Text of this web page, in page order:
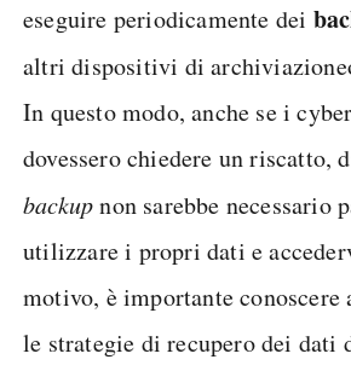
eseguire periodicamente dei
altri dispositivi di
In questo modo, anche se i
dovessero chiedere un riscatto,
backupnon sarebbe necessario
utilizzare i propri dati e
motivo, è importante conoscere
le strategie di recupero dei dati